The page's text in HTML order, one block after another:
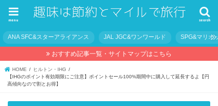
search
menu
ANA SFC&スターアライアンス JAL JGC&ワンワールド SPG&マリオ
おすすめ記事一覧・サイトマップはこちら
HOME
ヒルトン・IHG
【IHGのポイント有効期限にご注意】ポイントセール100%期間中に購入して延長するよ【円
高傾向なので割とお得】